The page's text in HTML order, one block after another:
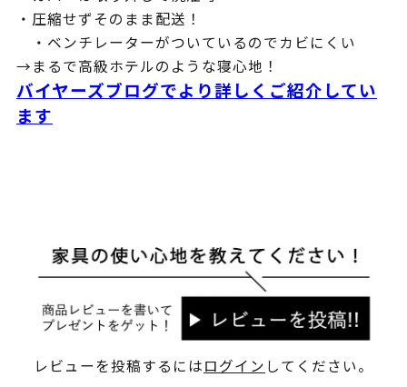
・圧縮せずそのまま配送！
・ベンチレーターがついているのでカビにくい
→まるで高級ホテルのような寝心地！
バイヤーズブログでより詳しくご紹介してい
ます
レビューを投稿するにはログイン してください。